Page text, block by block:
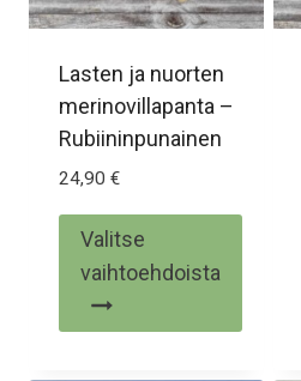
sivulla.
Lasten ja nuorten
merinovillapanta –
Rubiininpunainen
24,90 €
Valitse
vaihtoehdoista